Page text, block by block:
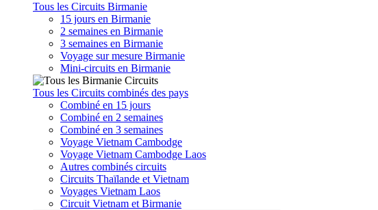
Tous les Circuits Birmanie
15 jours en Birmanie
2 semaines en Birmanie
3 semaines en Birmanie
Voyage sur mesure Birmanie
Mini-circuits en Birmanie
Tous les Circuits combinés des pays
Combiné en 15 jours
Combiné en 2 semaines
Combiné en 3 semaines
Voyage Vietnam Cambodge
Voyage Vietnam Cambodge Laos
Autres combinés circuits
Circuits Thaïlande et Vietnam
Voyages Vietnam Laos
Circuit Vietnam et Birmanie